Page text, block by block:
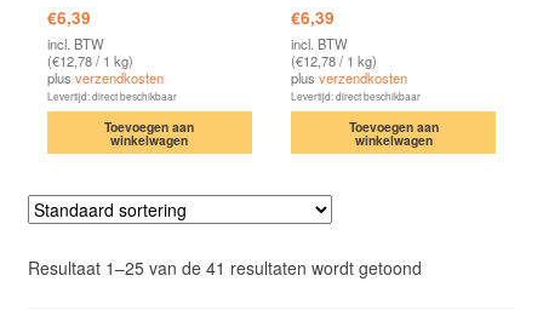
Waardering
4.87uit 5
€6,39
incl. BTW
(€12,78/ 1 kg)
plus verzendkosten
Levertijd: direct beschikbaar
Toevoegen aan
winkelwagen
Waardering
4.75uit 5
€6,39
incl. BTW
(€12,78/ 1 kg)
plus verzendkosten
Levertijd: direct beschikbaar
Toevoegen aan
winkelwagen
Resultaat 1–25 van de 41 resultaten wordt getoond